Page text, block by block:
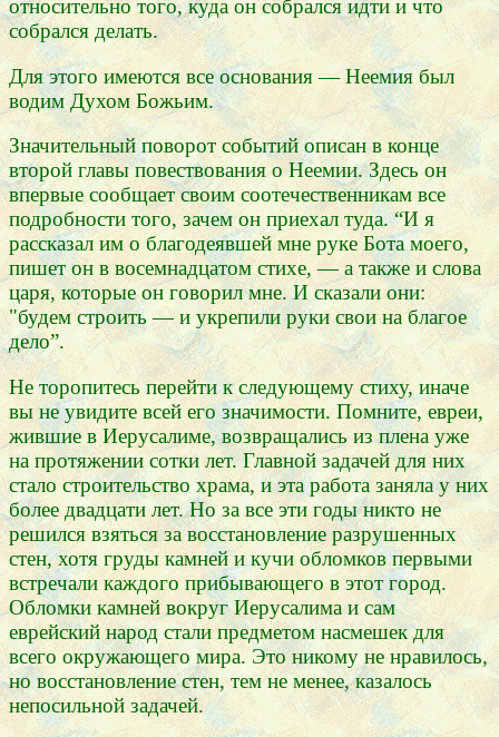
относительно того, куда он собрался идти и что
собрался делать.
Для этого имеются все основания — Неемия был
водим Духом Божьим.
Значительный поворот событий описан в конце
второй главы повествования о Неемии. Здесь он
впервые сообщает своим соотечественникам все
подробности того, зачем он приехал туда. “И я
рассказал им о благодеявшей мне руке Бота моего,
пишет он в восемнадцатом стихе, — а также и слова
царя, которые он говорил мне. И сказали они:
"будем строить — и укрепили руки свои на благое
дело”.
Не торопитесь перейти к следующему стиху, иначе
вы не увидите всей его значимости. Помните, евреи,
жившие в Иерусалиме, возвращались из плена уже
на протяжении сотки лет. Главной задачей для них
стало строительство храма, и эта работа заняла у них
более двадцати лет. Но за все эти годы никто не
решился взяться за восстановление разрушенных
стен, хотя груды камней и кучи обломков первыми
встречали каждого прибывающего в этот город.
Обломки камней вокруг Иерусалима и сам
еврейский народ стали предметом насмешек для
всего окружающего мира. Это никому не нравилось,
но восстановление стен, тем не менее, казалось
непосильной задачей.